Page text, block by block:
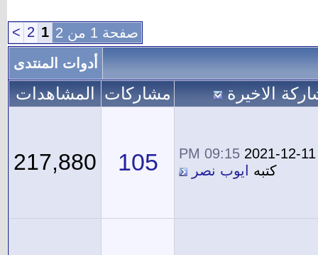
صفحة 1 من 2 1
2
>
أدوات المنتدى
الاخيرة مشاركات المشاهدات
2021-12-11
09:15 PM
كتبه
ايوب نصر 105
217,880